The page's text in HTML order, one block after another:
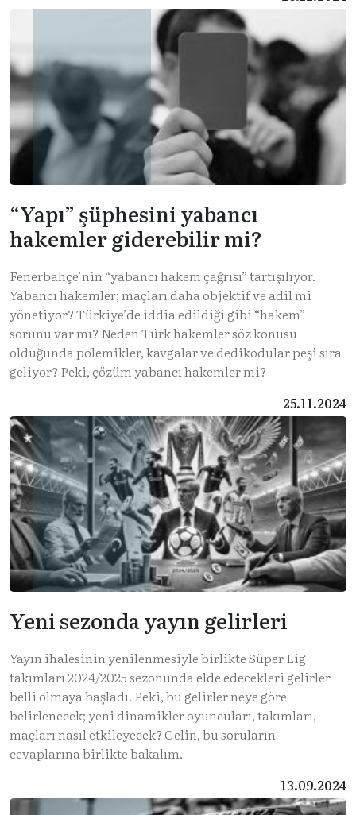
“Yapı” şüphesini yabancı
hakemler giderebilir mi?
Fenerbahçe’nin “yabancı hakem çağrısı” tartışılıyor.
Yabancı hakemler; maçları daha objektif ve adil mi
yönetiyor? Türkiye’de iddia edildiği gibi “hakem”
sorunu var mı? Neden Türk hakemler söz konusu
olduğunda polemikler, kavgalar ve dedikodular peşi sıra
geliyor? Peki, çözüm yabancı hakemler mi?
25.11.2024
Yeni sezonda yayın gelirleri
Yayın ihalesinin yenilenmesiyle birlikte Süper Lig
takımları 2024/2025 sezonunda elde edecekleri gelirler
belli olmaya başladı. Peki, bu gelirler neye göre
belirlenecek; yeni dinamikler oyuncuları, takımları,
maçları nasıl etkileyecek? Gelin, bu soruların
cevaplarına birlikte bakalım.
13.09.2024